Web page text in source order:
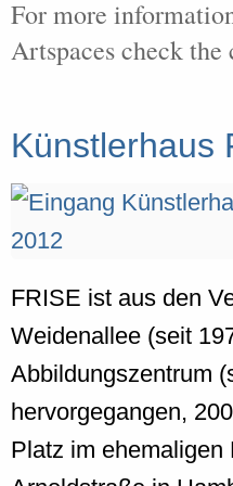
For more
Artspaces check the
Künstlerhaus
FRISE ist aus den
Weidenallee (seit
Abbildungszentrum
hervorgegangen,
Platz im ehemaligen